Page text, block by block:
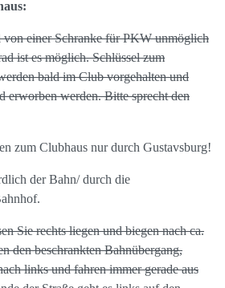
einer Schranke für PKW unmöglich
ist es möglich. Schlüssel zum
bald im Club vorgehalten und
erworben werden. Bitte sprecht den
zum Clubhaus nur durch Gustavsburg!
der Bahn/ durch die
Sie rechts liegen und biegen nach ca.
den beschrankten Bahnübergang,
links und fahren immer gerade aus